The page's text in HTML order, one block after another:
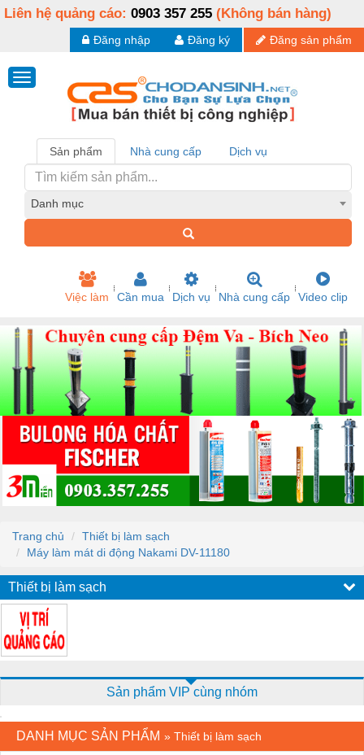
Liên hệ quảng cáo: 0903 357 255 (Không bán hàng)
Đăng sản phẩm
Đăng ký
Đăng nhập
Sản phẩm Nhà cung cấp Dịch vụ
Danh mục
Việc làm Cần mua Dịch vụ Nhà cung cấp Video clip
Trang chủ
Thiết bị làm sạch
Máy làm mát di động Nakami DV-11180
Thiết bị làm sạch
Sản phẩm VIP cùng nhóm
DANH MỤC SẢN PHẨM » Thiết bị làm sạch